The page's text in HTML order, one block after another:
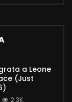
a Leone
(Just
2.3K